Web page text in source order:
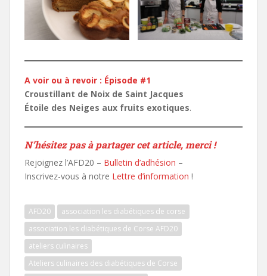
A voir ou à revoir : Épisode #1
Croustillant de Noix de Saint Jacques
Étoile des Neiges aux fruits exotiques.
N’hésitez pas à partager cet article, merci !
Rejoignez l’AFD20 – Bulletin d’adhésion –
Inscrivez-vous à notre Lettre d’information !
AFD20
association les diabétiques de corse
association les diabétiques de Corse AFD20
ateliers culinaires
Ateliers culinaires des diabétiques de Corse